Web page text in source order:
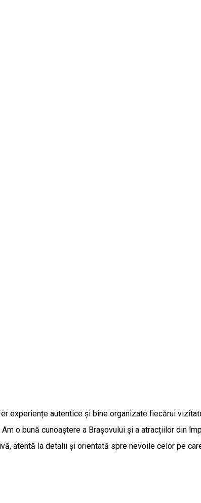
experiențe autentice și bine organizate fiecărui
o bună cunoaștere a Brașovului și a atracțiilor din
atentă la detalii și orientată spre nevoile celor pe